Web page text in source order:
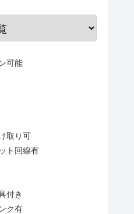
可能
取り可
ト回線有
付き
ク有